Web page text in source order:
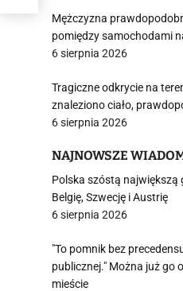
Mężczyzna
pomiędzy samochodami
6 sierpnia 2026
Tragiczne odkrycie na
znaleziono ciało,
6 sierpnia 2026
NAJNOWSZE
Polska szóstą największą
Belgię, Szwecję i Austrię
6 sierpnia 2026
"To pomnik bez
publicznej." Można już go
mieście